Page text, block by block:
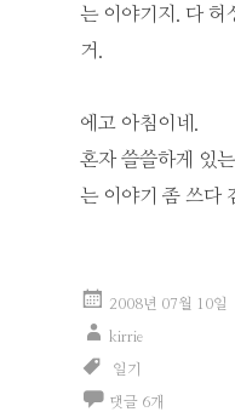
는 이야기지. 다 허
거.
에고 아침이네.
혼자 쓸쓸하게 있
는 이야기 좀 쓰다
2008년 07월 10일
kirrie
일기
댓글 6개